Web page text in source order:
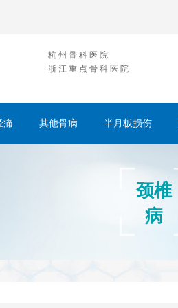
杭州骨科医院
浙江重点骨科医院
痛 其他骨病 半月板损伤
颈椎
病